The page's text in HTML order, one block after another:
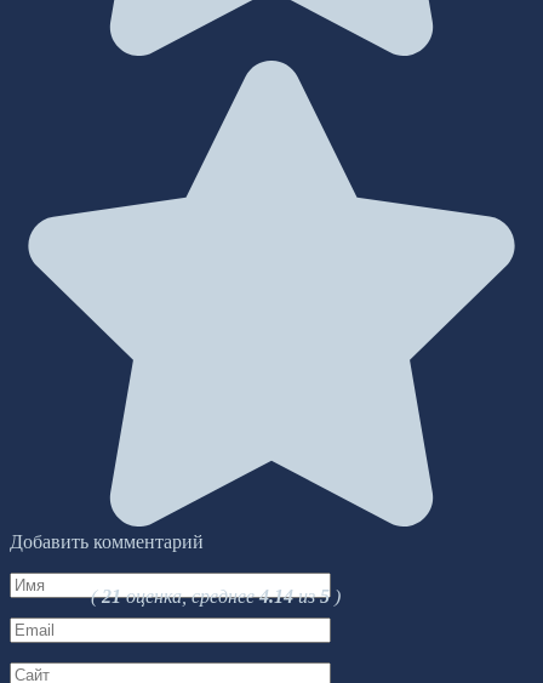
(21оценка, среднее4.14из5)
Добавить комментарий
Имя
*
Email
*
Сайт